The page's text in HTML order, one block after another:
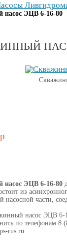
насос ЭЦВ 6-16-80
насос ЭЦВ 6-16-80
из
наcосной части,
насос ЭЦВ 6-
по телефонам 8
rus.ru